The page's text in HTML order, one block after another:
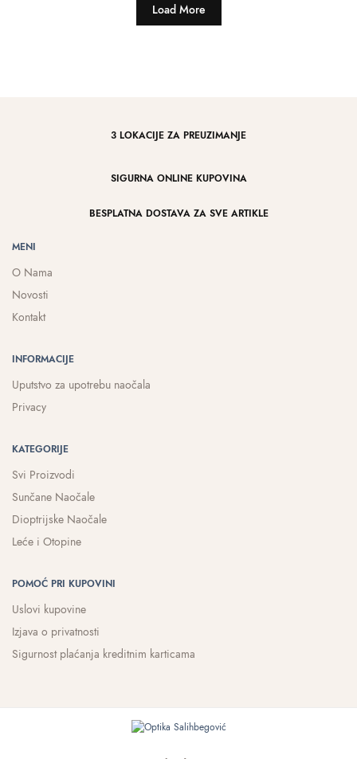
Load More
3 LOKACIJE ZA PREUZIMANJE
SIGURNA ONLINE KUPOVINA
BESPLATNA DOSTAVA ZA SVE ARTIKLE
MENI
O Nama
Novosti
Kontakt
INFORMACIJE
Uputstvo za upotrebu naočala
Privacy
KATEGORIJE
Svi Proizvodi
Sunčane Naočale
Dioptrijske Naočale
Leće i Otopine
POMOĆ PRI KUPOVINI
Uslovi kupovine
Izjava o privatnosti
Sigurnost plaćanja kreditnim karticama